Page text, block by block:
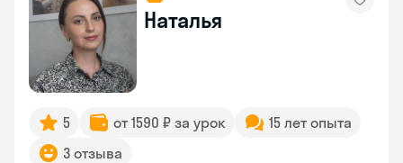
Наталья
5 от 1590 ₽ за урок
15 лет опыта
3 отзыва